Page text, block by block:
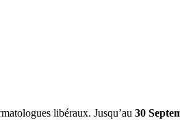
libéraux. Jusqu’au 30